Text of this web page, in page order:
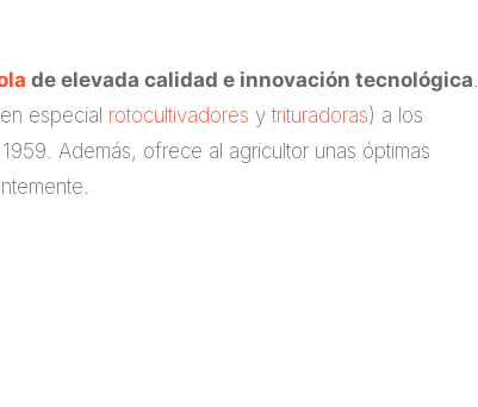
de elevada calidad e innovación tecnológica
especial rotocultivadores ytrituradoras) a los
Además, ofrece al agricultor unas óptimas